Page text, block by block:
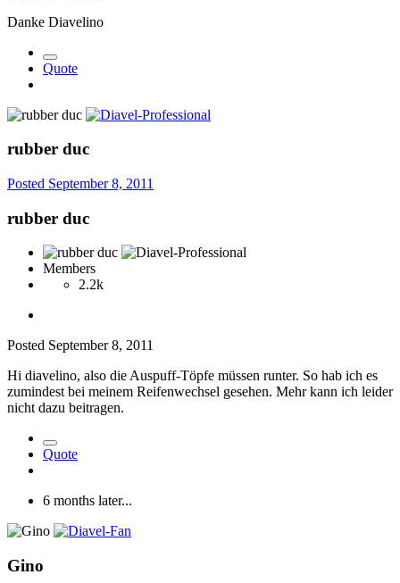
Danke Diavelino
Quote
rubber duc
Posted September 8, 2011
rubber duc
Members
2.2k
Posted September 8, 2011
Hi diavelino, also die Auspuff-Töpfe müssen runter. So hab ich es
zumindest bei meinem Reifenwechsel gesehen. Mehr kann ich leider
nicht dazu beitragen.
Quote
6 months later...
Gino